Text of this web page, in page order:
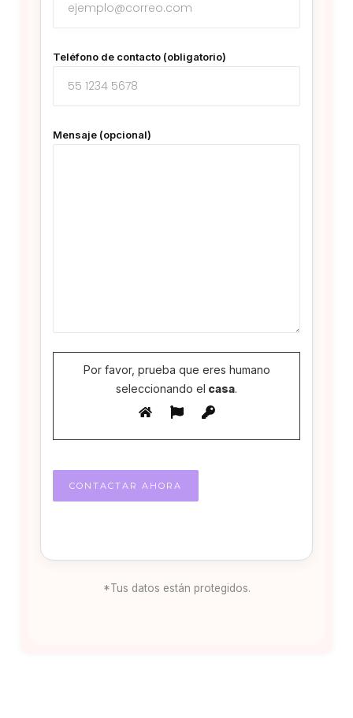
Teléfono de contacto (obligatorio)
Mensaje (opcional)
Por favor, prueba que eres humano
seleccionando el casa.
*Tus datos están protegidos.